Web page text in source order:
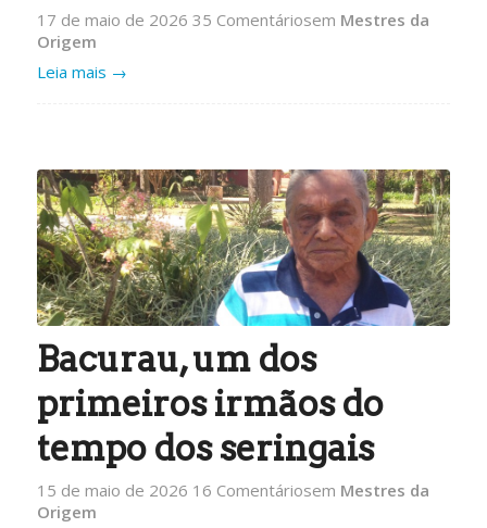
17 de maio de 2026 35 Comentáriosem Mestres da
Origem
Leia mais →
Bacurau, um dos
primeiros irmãos do
tempo dos seringais
15 de maio de 2026 16 Comentáriosem Mestres da
Origem